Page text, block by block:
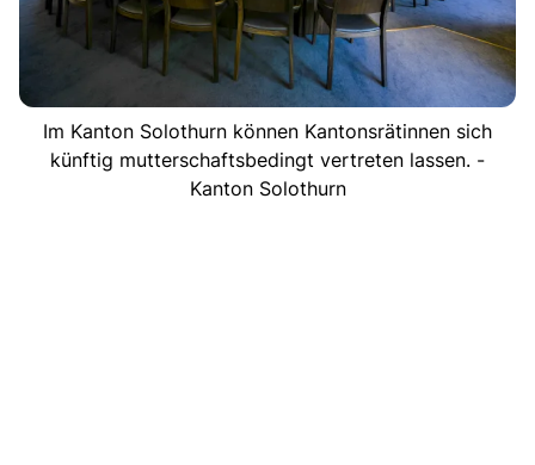
Im Kanton Solothurn können Kantonsrätinnen sich
künftig mutterschaftsbedingt vertreten lassen. -
Kanton Solothurn